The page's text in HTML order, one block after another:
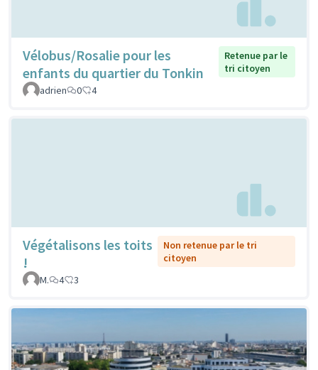
Vélobus/Rosalie pour les
enfants du quartier du Tonkin
Retenue par le
tri citoyen
adrien
0 4
Végétalisons les toits
!
Non retenue par le tri
citoyen
M.
4 3